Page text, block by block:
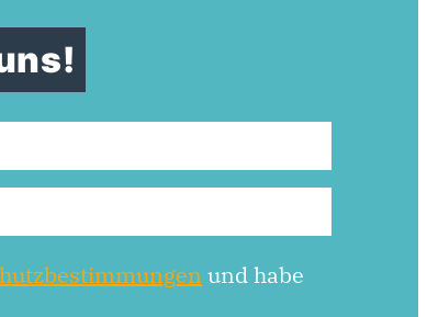
und habe